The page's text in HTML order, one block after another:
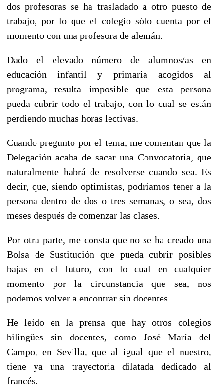
dos profesoras se ha trasladado a otro puesto de
trabajo, por lo que el colegio sólo cuenta por el
momento con una profesora de alemán.
Dado el elevado número de alumnos/as en
educación infantil y primaria acogidos al
programa, resulta imposible que esta persona
pueda cubrir todo el trabajo, con lo cual se están
perdiendo muchas horas lectivas.
Cuando pregunto por el tema, me comentan que la
Delegación acaba de sacar una Convocatoria, que
naturalmente habrá de resolverse cuando sea. Es
decir, que, siendo optimistas, podríamos tener a la
persona dentro de dos o tres semanas, o sea, dos
meses después de comenzar las clases.
Por otra parte, me consta que no se ha creado una
Bolsa de Sustitución que pueda cubrir posibles
bajas en el futuro, con lo cual en cualquier
momento por la circunstancia que sea, nos
podemos volver a encontrar sin docentes.
He leído en la prensa que hay otros colegios
bilingües sin docentes, como José María del
Campo, en Sevilla, que al igual que el nuestro,
tiene ya una trayectoria dilatada dedicado al
francés.